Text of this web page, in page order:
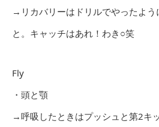
→リカバリーはドリルでやったよう
と。キャッチはあれ！わき○笑
Fly
・頭と顎
→呼吸したときはプッシュと第2キ